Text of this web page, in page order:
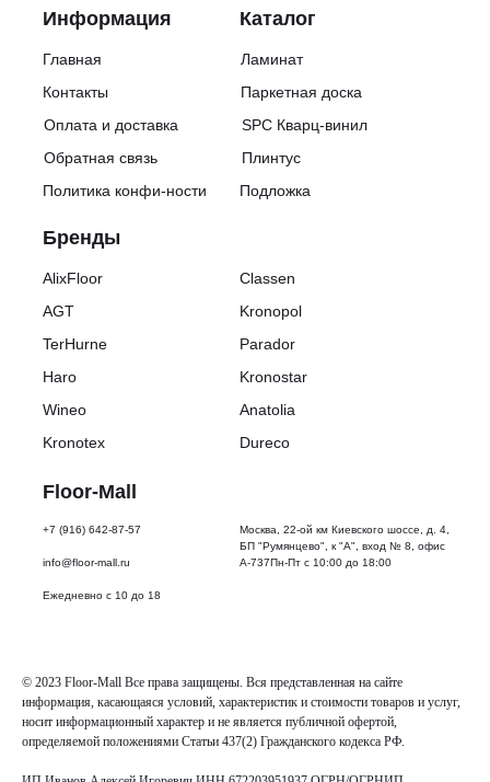
Информация
Бренды
Каталог
Floor-Mall
Главная
Контакты
Оплата и доставка
Обратная связь
AlixFloor
AGT
TerHurne
Haro
Ламинат
Паркетная доска
SPC Кварц-винил
Плинтус
+7 (916) 642-87-57
info@floor-mall.ru
Ежедневно с 10 до 18
Москва, 22-ой км Киевского шоссе, д. 4,
БП "Румянцево", к "А", вход № 8, офис
А-737Пн-Пт с 10:00 до 18:00
Политика конфи-ности
Wineo
Kronotex
Anatolia
Dureco
Kronostar
Parador
Kronopol
Classen
Подложка
© 2023 Floor-Mall Все права защищены. Вся представленная на сайте
информация, касающаяся условий, характеристик и стоимости товаров и услуг,
носит информационный характер и не является публичной офертой,
определяемой положениями Статьи 437(2) Гражданского кодекса РФ.